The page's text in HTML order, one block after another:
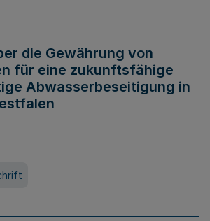
die Gewährung von
für eine zukunftsfähige
Abwasserbeseitigung in